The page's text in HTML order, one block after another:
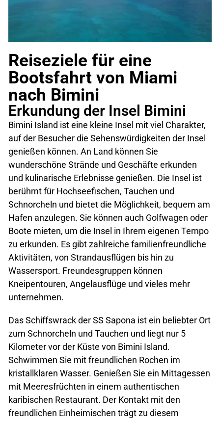
Reiseziele für eine
Bootsfahrt von Miami
nach Bimini
Erkundung der Insel Bimini
Bimini Island ist eine kleine Insel mit viel Charakter,
auf der Besucher die Sehenswürdigkeiten der Insel
genießen können. An Land können Sie
wunderschöne Strände und Geschäfte erkunden
und kulinarische Erlebnisse genießen. Die Insel ist
berühmt für Hochseefischen, Tauchen und
Schnorcheln und bietet die Möglichkeit, bequem am
Hafen anzulegen. Sie können auch Golfwagen oder
Boote mieten, um die Insel in Ihrem eigenen Tempo
zu erkunden. Es gibt zahlreiche familienfreundliche
Aktivitäten, von Strandausflügen bis hin zu
Wassersport. Freundesgruppen können
Kneipentouren, Angelausflüge und vieles mehr
unternehmen.
Das Schiffswrack der SS Sapona ist ein beliebter Ort
zum Schnorcheln und Tauchen und liegt nur 5
Kilometer vor der Küste von Bimini Island.
Schwimmen Sie mit freundlichen Rochen im
kristallklaren Wasser. Genießen Sie ein Mittagessen
mit Meeresfrüchten in einem authentischen
karibischen Restaurant. Der Kontakt mit den
freundlichen Einheimischen trägt zu diesem